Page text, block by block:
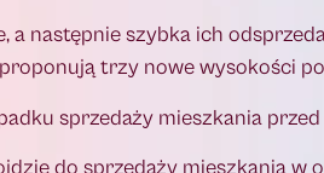
a następnie szybka ich
trzy nowe wysokości
sprzedaży mieszkania
do sprzedaży mieszkania w